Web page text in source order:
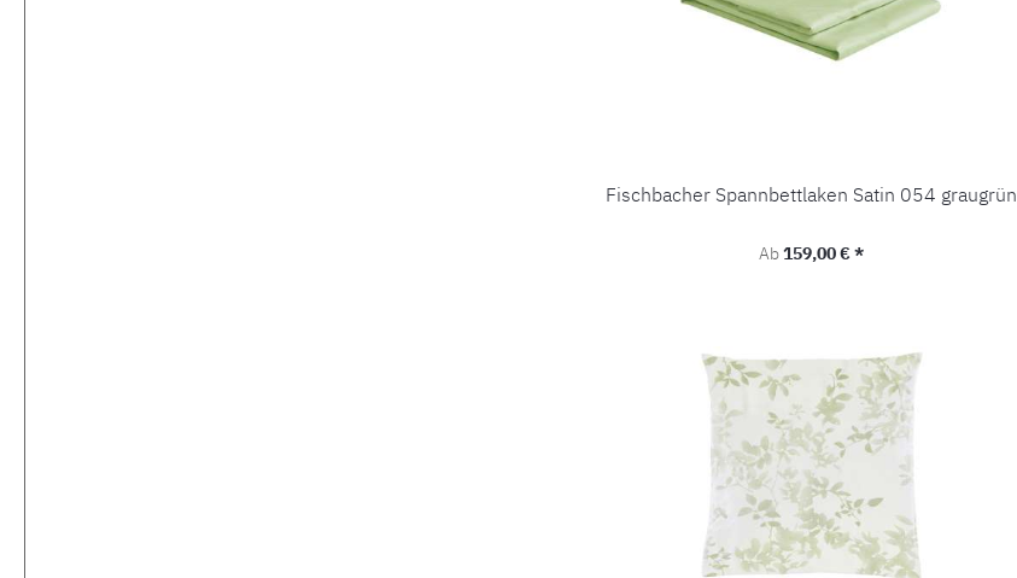
Fischbacher Spannbettlaken Satin 054 graugrün
Regulärer Preis:
Ab159,00 € *